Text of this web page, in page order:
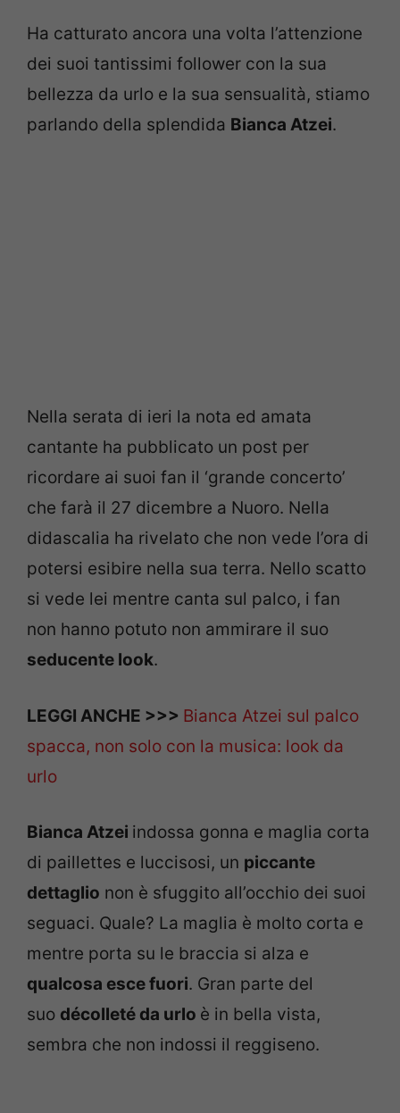
Ha catturato ancora una volta l’attenzione
dei suoi tantissimi follower con la sua
bellezza da urlo e la sua sensualità, stiamo
parlando della splendida Bianca Atzei.
Nella serata di ieri la nota ed amata
cantante ha pubblicato un post per
ricordare ai suoi fan il ‘grande concerto’
che farà il 27 dicembre a Nuoro. Nella
didascalia ha rivelato che non vede l’ora di
potersi esibire nella sua terra. Nello scatto
si vede lei mentre canta sul palco, i fan
non hanno potuto non ammirare il suo
seducente look.
LEGGI ANCHE >>> Bianca Atzei sul palco
spacca, non solo con la musica: look da
urlo
Bianca Atzei indossa gonna e maglia corta
di paillettes e luccisosi, un piccante
dettaglio non è sfuggito all’occhio dei suoi
seguaci. Quale? La maglia è molto corta e
mentre porta su le braccia si alza e
qualcosa esce fuori. Gran parte del
suo décolleté da urlo è in bella vista,
sembra che non indossi il reggiseno.